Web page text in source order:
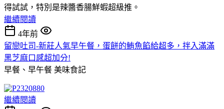
得試試，特別是辣醬香腸鮮蝦超級推。
繼續閱讀
4年前
留戀吐司-新莊人氣早午餐，蛋餅的鮪魚餡給超多，拌入滿滿
黑芝麻口感超加分!
早餐、早午餐 美味食記
繼續閱讀